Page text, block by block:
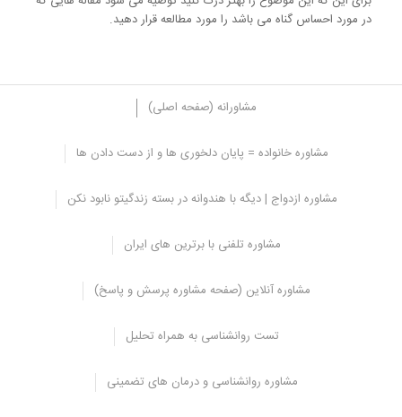
در مورد احساس گناه می باشد را مورد مطالعه قرار دهید.
مشاورانه (صفحه اصلی)
مشاوره خانواده = پایان دلخوری ها و از دست دادن ها
مشاوره ازدواج | دیگه با هندوانه در بسته زندگیتو نابود نکن
مشاوره تلفنی با برترین های ایران
مشاوره آنلاین (صفحه مشاوره پرسش و پاسخ)
تست روانشناسی به همراه تحلیل
مشاوره روانشناسی و درمان های تضمینی
کودکانی که شاهد مشاجره های مداوم پدر و مادر شان هستند به احتمال
زیاد دچار اختلال خورد می شوند، گاهی اوقات کودکان پر خوری کرده و
چاق می شوند و بعضی اوقات غذا نمی خورند و ناتوان و لاغر می مانند.
اختلالات خوردن ضررها و عوارض جسمانی بسیاری برای کودکان دارد و در
طولانی مدت رشد و سلامت کودکان را به خطر می اندازد.
توصیه های کاربردی برای والدین
در برابر فرزندان، احترام یکدیگر را حفظ کنید و به هیچ عنوان در برابر
آن ها به یکدیگر توهین نکنید.